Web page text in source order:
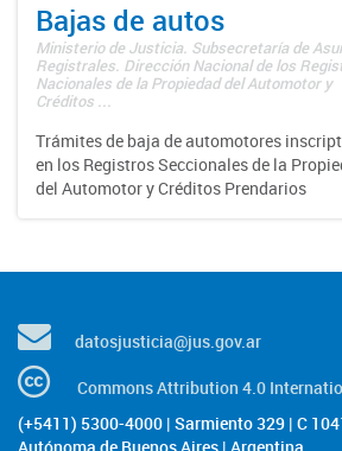
Bajas de autos
Ministerio de Justicia. Subsecretaría de
Registrales. Dirección Nacional de los
Nacionales de la Propiedad del Automotor y
Créditos ...
Trámites de baja de automotores
en los Registros Seccionales de la
del Automotor y Créditos Prendarios
datosjusticia@jus.gov.ar
Commons Attribution 4.0
(+5411) 5300-4000 | Sarmiento 329 | C